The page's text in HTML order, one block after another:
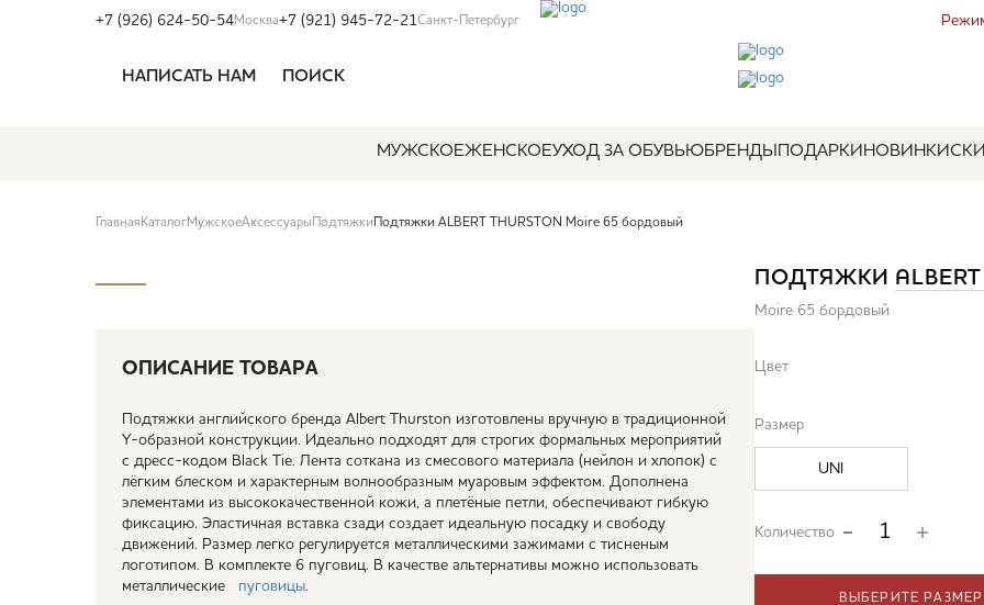
+7 (926) 624-50-54Москва+7 (921) 945-72-21Санкт-Петербург
НАПИСАТЬ НАМ ПОИСК
МУЖСКОЕЖЕНСКОЕУХОД ЗА ОБУВЬЮБРЕНДЫ ПОДАРКИ НОВИНКИ
Главная КаталогМужскоеАксессуары Подтяжки Подтяжки ALBERT THURSTON Moire 65 бордовый
ОПИСАНИЕ ТОВАРА
Подтяжки английского бренда Albert Thurston изготовлены вручную в традиционной
Y-образной конструкции. Идеально подходят для строгих формальных мероприятий
с дресс-кодом Black Tie. Лента соткана из смесового материала (нейлон и хлопок) с
лёгким блеском и характерным волнообразным муаровым эффектом. Дополнена
элементами из высококачественной кожи, а плетёные петли, обеспечивают гибкую
фиксацию. Эластичная вставка сзади создает идеальную посадку и свободу
движений. Размер легко регулируется металлическими зажимами с тисненым
логотипом. В комплекте 6 пуговиц. В качестве альтернативы можно использовать
металлические пуговицы.
ПОДТЯЖКИ
Moire 65 бордовый
Цвет
Размер
UNI
Количество
ВЫБЕРИТЕ РАЗМЕР